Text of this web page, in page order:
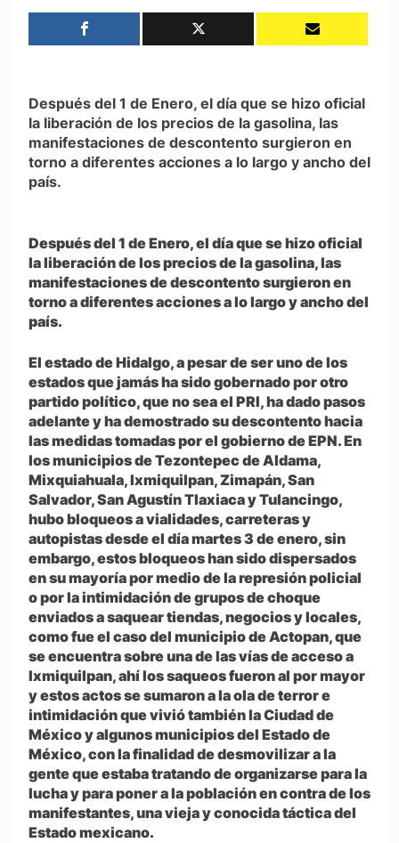
Después del 1 de Enero, el día que se hizo oficial
la liberación de los precios de la gasolina, las
manifestaciones de descontento surgieron en
torno a diferentes acciones a lo largo y ancho del
país.
Después del 1 de Enero, el día que se hizo oficial
la liberación de los precios de la gasolina, las
manifestaciones de descontento surgieron en
torno a diferentes acciones a lo largo y ancho del
país.
El estado de Hidalgo, a pesar de ser uno de los
estados que jamás ha sido gobernado por otro
partido político, que no sea el PRI, ha dado pasos
adelante y ha demostrado su descontento hacia
las medidas tomadas por el gobierno de EPN. En
los municipios de Tezontepec de Aldama,
Mixquiahuala, Ixmiquilpan, Zimapán, San
Salvador, San Agustín Tlaxiaca y Tulancingo,
hubo bloqueos a vialidades, carreteras y
autopistas desde el día martes 3 de enero, sin
embargo, estos bloqueos han sido dispersados
en su mayoría por medio de la represión policial
o por la intimidación de grupos de choque
enviados a saquear tiendas, negocios y locales,
como fue el caso del municipio de Actopan, que
se encuentra sobre una de las vías de acceso a
Ixmiquilpan, ahí los saqueos fueron al por mayor
y estos actos se sumaron a la ola de terror e
intimidación que vivió también la Ciudad de
México y algunos municipios del Estado de
México, con la finalidad de desmovilizar a la
gente que estaba tratando de organizarse para la
lucha y para poner a la población en contra de los
manifestantes, una vieja y conocida táctica del
Estado mexicano.